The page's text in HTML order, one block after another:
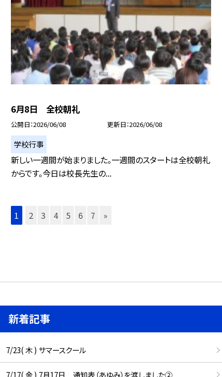
6月8日 全校朝礼
公開日 2026/06/08 更新日 2026/06/08
学校行事
新しい一週間が始まりました。一週間のスタートは全校朝礼
からです。今日は校長先生の...
1 2 3 4 5 6 7 »
新着記事
7/23( 木 ) サマースクール
7/17( 金 ) 7月17日 通知表（あゆみ）を渡しました②